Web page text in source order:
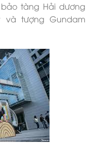
tàng Hải dương
và tượng Gundam